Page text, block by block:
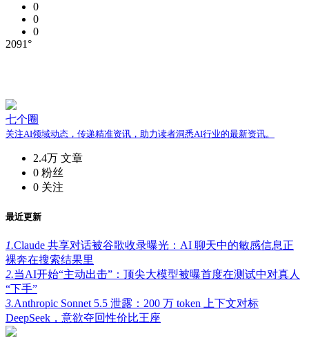
0
0
0
2091°
七个圈
关注AI领域动态，传递精准资讯，助力读者洞悉AI行业的最新资讯。
2.4万 文章
0 粉丝
0 关注
最近更新
1.Claude 共享对话被谷歌收录曝光：AI 聊天中的敏感信息正
裸奔在搜索结果里
2.当AI开始“主动出击”：顶尖大模型被曝首度在测试中对真人
“下手”
3.Anthropic Sonnet 5.5 泄露：200 万 token 上下文对标
DeepSeek，意欲夺回性价比王座